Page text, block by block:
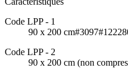
Code LPP - 1
90 x 200
Code LPP - 2
90 x 200 cm (non